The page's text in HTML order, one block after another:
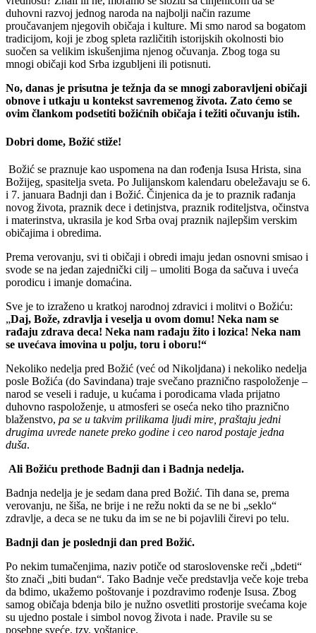
duhovni razvoj jednog naroda na najbolji način razume
proučavanjem njegovih običaja i kulture. Mi smo narod sa bogatom
tradicijom, koji je zbog spleta različitih istorijskih okolnosti bio
suočen sa velikim iskušenjima njenog očuvanja. Zbog toga su
mnogi običaji kod Srba izgubljeni ili potisnuti.
No, danas je prisutna je težnja da se mnogi zaboravljeni običaji
obnove i utkaju u kontekst savremenog života. Zato ćemo se
ovim člankom podsetiti božićnih običaja i težiti očuvanju istih.
Dobri dome, Božić stiže!
Božić se praznuje kao uspomena na dan rođenja Isusa Hrista, sina
Božijeg, spasitelja sveta. Po Julijanskom kalendaru obeležavaju se 6.
i 7. januara Badnji dan i Božić. Činjenica da je to praznik rađanja
novog života, praznik dece i detinjstva, praznik roditeljstva, očinstva
i materinstva, ukrasila je kod Srba ovaj praznik najlepšim verskim
običajima i obredima.
Prema verovanju, svi ti običaji i obredi imaju jedan osnovni smisao i
svode se na jedan zajednički cilj – umoliti Boga da sačuva i uveća
porodicu i imanje domaćina.
Sve je to izraženo u kratkoj narodnoj zdravici i molitvi o Božiću:
„Daj, Bože, zdravlja i veselja u ovom domu! Neka nam se
rađaju zdrava deca! Neka nam rađaju žito i lozica! Neka nam
se uvećava imovina u polju, toru i oboru!“
Nekoliko nedelja pred Božić (već od Nikoljdana) i nekoliko nedelja
posle Božića (do Savindana) traje svečano praznično raspoloženje –
narod se veseli i raduje, u kućama i porodicama vlada prijatno
duhovno raspoloženje, u atmosferi se oseća neko tiho praznično
blaženstvo, pa se u takvim prilikama ljudi mire, praštaju jedni
drugima uvrede nanete preko godine i ceo narod postaje jedna
duša.
Ali Božiću prethode Badnji dan i Badnja nedelja.
Badnja nedelja je je sedam dana pred Božić. Tih dana se, prema
verovanju, ne šiša, ne brije i ne režu nokti da se ne bi „seklo“
zdravlje, a deca se ne tuku da im se ne bi pojavlili čirevi po telu.
Badnji dan je poslednji dan pred Božić.
Po nekim tumačenjima, naziv potiče od staroslovenske reči „bdeti“
što znači „biti budan“. Tako Badnje veče predstavlja veče koje treba
da bdimo, ukažemo poštovanje i pozdravimo rođenje Isusa. Zbog
samog običaja bdenja bilo je nužno osvetliti prostorije svećama koje
su ujedno postale i simbol novog života i nade. Pravile su se
posebne sveće, tzv. voštanice.